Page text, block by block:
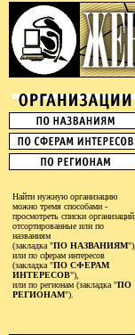
Найти нужную организацию
можно тремя способами -
просмотреть списки организаций,
отсортированные или по
названиям
(закладка "ПО НАЗВАНИЯМ"),
или по сферам интересов
(закладка "ПО СФЕРАМ
ИНТЕРЕСОВ"),
или по регионам (закладка "ПО
РЕГИОНАМ").